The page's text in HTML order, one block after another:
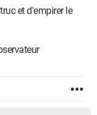
et d'empirer le